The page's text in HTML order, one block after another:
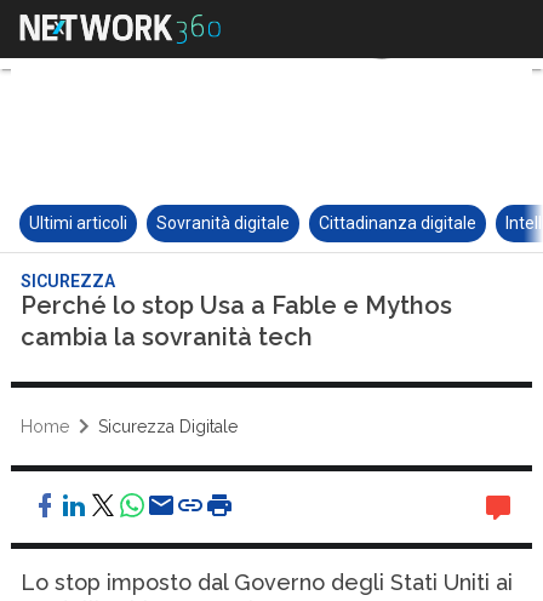
Ultimi articoli Sovranità digitale Cittadinanza digitale
SICUREZZA
Perché lo stop Usa a Fable e Mythos
cambia la sovranità tech
Home Sicurezza Digitale
Lo stop imposto dal Governo degli Stati Uniti ai